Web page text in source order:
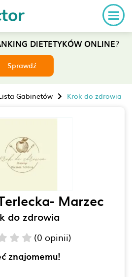
DIETETYKÓW ONLINE?
Sprawdź
Gabinetów Krok do zdrowia
Marzec
do zdrowia
(0 opinii)
znajomemu!